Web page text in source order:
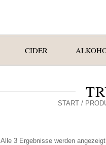
CIDER
START/
Alle 3 Ergebnisse werden angezeigt